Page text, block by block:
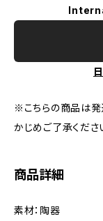
※こちらの商品は発
かじめご了承くださ
商品詳細
素材：陶器